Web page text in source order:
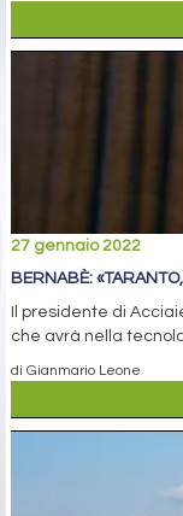
27 gennaio 2022
BERNABÈ:
Il presidente di
che avrà nella
di Gianmario Leone